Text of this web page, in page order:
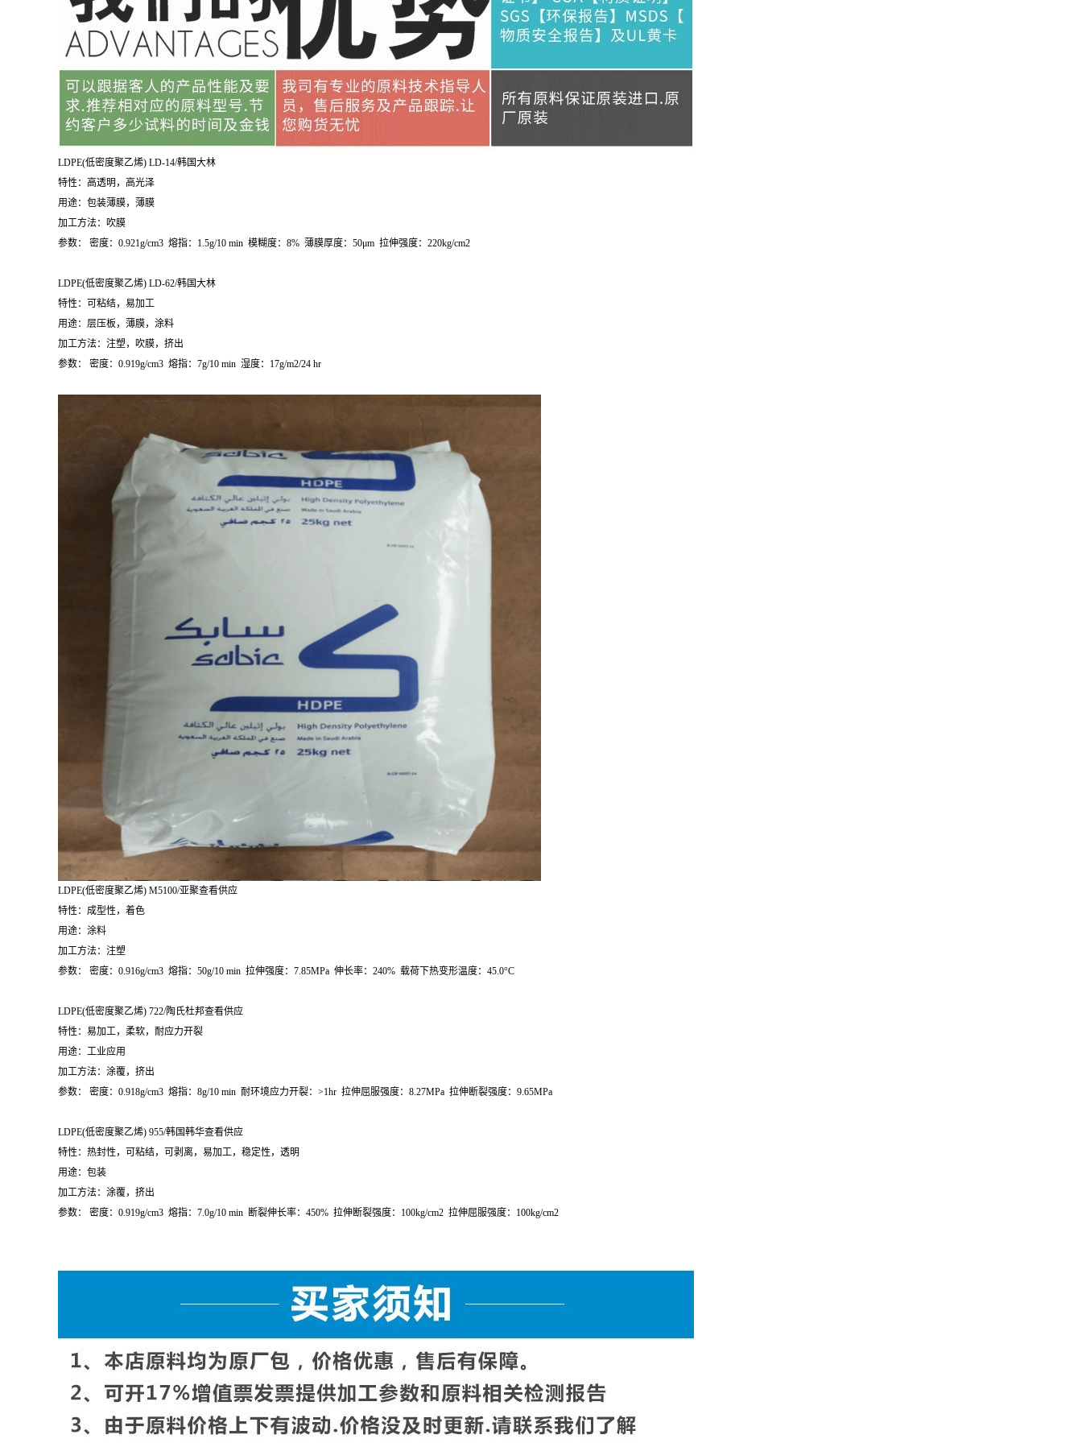
LDPE(低密度聚乙烯) LD-14/韩国大林
特性：高透明，高光泽
用途：包装薄膜，薄膜
加工方法：吹膜
参数：
密度： 0.921g/cm3 熔指： 1.5g/10 min 模糊度： 8% 薄膜厚度： 50μm 拉伸强度： 220kg/cm2
LDPE(低密度聚乙烯) LD-62/韩国大林
特性：可粘结，易加工
用途：层压板，薄膜，涂料
加工方法：注塑，吹膜，挤出
参数：
密度： 0.919g/cm3 熔指： 7g/10 min 湿度： 17g/m2/24 hr
LDPE(低密度聚乙烯) M5100/亚聚查看供应
特性：成型性，着色
用途：涂料
加工方法：注塑
参数：
密度： 0.916g/cm3 熔指： 50g/10 min 拉伸强度： 7.85MPa 伸长率： 240% 载荷下热变形温度： 45.0°C
LDPE(低密度聚乙烯) 722/陶氏杜邦查看供应
特性：易加工，柔软，耐应力开裂
用途：工业应用
加工方法：涂覆，挤出
参数：
密度： 0.918g/cm3 熔指： 8g/10 min 耐环境应力开裂： >1hr 拉伸屈服强度： 8.27MPa 拉伸断裂强度： 9.65MPa
LDPE(低密度聚乙烯) 955/韩国韩华查看供应
特性：热封性，可粘结，可剥离，易加工，稳定性，透明
用途：包装
加工方法：涂覆，挤出
参数：
密度： 0.919g/cm3 熔指： 7.0g/10 min 断裂伸长率： 450% 拉伸断裂强度： 100kg/cm2 拉伸屈服强度： 100kg/cm2